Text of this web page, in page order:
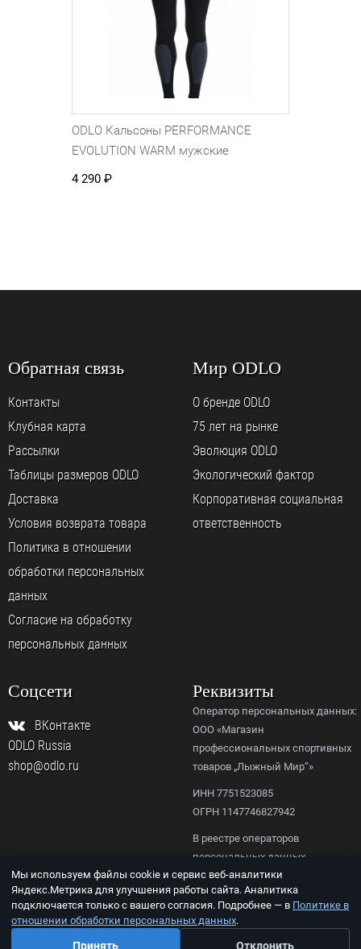
ODLO Кальсоны PERFORMANCE
EVOLUTION WARM мужские
4 290 ₽
Обратная связь
Контакты
Клубная карта
Рассылки
Таблицы размеров ODLO
Доставка
Условия возврата товара
Политика в отношении
обработки персональных
данных
Согласие на обработку
персональных данных
Мир ODLO
О бренде ODLO
75 лет на рынке
Эволюция ODLO
Экологический фактор
Корпоративная социальная
ответственность
Соцсети
ВКонтакте
ODLO Russia
shop@odlo.ru
Реквизиты
Оператор персональных данных:
ООО «Магазин
профессиональных спортивных
товаров „Лыжный Мир“»
ИНН 7751523085
ОГРН 1147746827942
В реестре операторов
персональных данных
Роскомнадзора,
рег. № 77-23-156092.
© ООО «ODLO.RU», 2026
Мы используем файлы cookie и сервис веб-аналитики
Яндекс.Метрика для улучшения работы сайта. Аналитика
подключается только с вашего согласия. Подробнее — в Политике в
отношении обработки персональных данных.
Принять Отклонить